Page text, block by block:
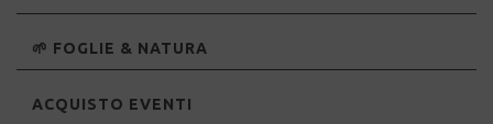
🌱 FOGLIE & NATURA
ACQUISTO EVENTI